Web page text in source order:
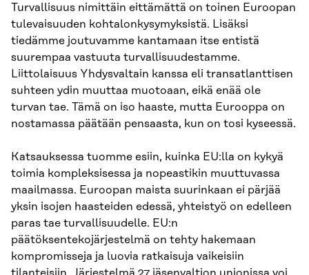
Turvallisuus nimittäin eittämättä on toinen Euroopan
tulevaisuuden kohtalonkysymyksistä. Lisäksi
tiedämme joutuvamme kantamaan itse entistä
suurempaa vastuuta turvallisuudestamme.
Liittolaisuus Yhdysvaltain kanssa eli transatlanttisen
suhteen ydin muuttaa muotoaan, eikä enää ole
turvan tae. Tämä on iso haaste, mutta Eurooppa on
nostamassa päätään pensaasta, kun on tosi kyseessä.
Katsauksessa tuomme esiin, kuinka EU:lla on kykyä
toimia kompleksisessa ja nopeastikin muuttuvassa
maailmassa. Euroopan maista suurinkaan ei pärjää
yksin isojen haasteiden edessä, yhteistyö on edelleen
paras tae turvallisuudelle. EU:n
päätöksentekojärjestelmä on tehty hakemaan
kompromisseja ja luovia ratkaisuja vaikeisiin